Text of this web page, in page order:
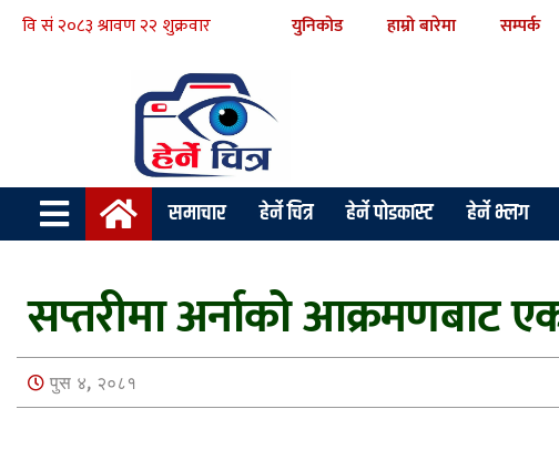
युनिकोड हाम्रो बारेमा सम्पर्क
समाचार हेर्ने चित्र हेर्ने पोडकास्ट हेर्ने भ्लग
सप्तरीमा अर्नाको आक्रमणबाट
पुस ४, २०८१